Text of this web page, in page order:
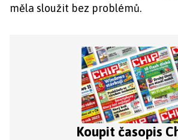
měla sloužit bez problémů.
Koupit časopis